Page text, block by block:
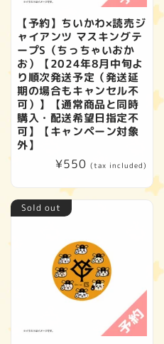
【予約】ちいかわ×読売ジ
ャイアンツ マスキングテ
ープS（ちっちゃいおか
お）【2024年8月中旬よ
り順次発送予定（発送延
期の場合もキャンセル不
可）】【通常商品と同時
購入・配送希望日指定不
可】【キャンペーン対象
外】
Regular
¥550 (tax included)
Sold out